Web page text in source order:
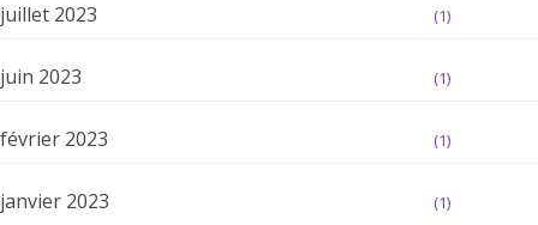
juillet 2023 (1)
juin 2023 (1)
février 2023 (1)
janvier 2023 (1)